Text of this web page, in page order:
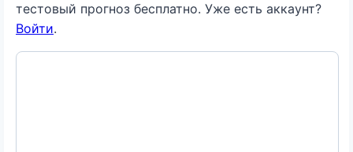
тестовый прогноз бесплатно. Уже есть аккаунт?
Войти.